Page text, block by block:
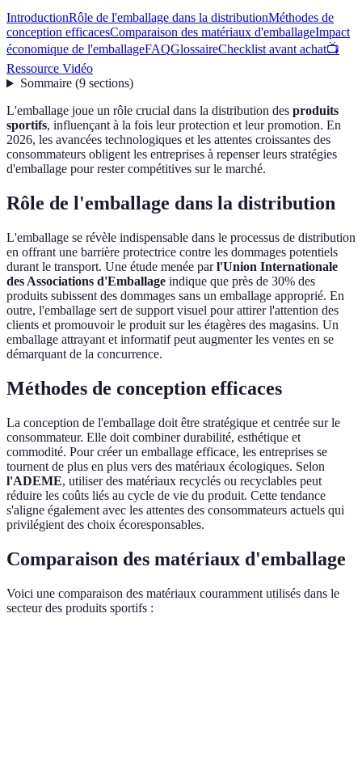
IntroductionRôle de l'emballage dans la distributionMéthodes de
conception efficacesComparaison des matériaux d'emballageImpact
économique de l'emballageFAQGlossaireChecklist avant achat📺
Ressource Vidéo
Sommaire(9 sections)
L'emballage joue un rôle crucial dans la distribution des produits
sportifs, influençant à la fois leur protection et leur promotion. En
2026, les avancées technologiques et les attentes croissantes des
consommateurs obligent les entreprises à repenser leurs stratégies
d'emballage pour rester compétitives sur le marché.
Rôle de l'emballage dans la distribution
L'emballage se révèle indispensable dans le processus de distribution
en offrant une barrière protectrice contre les dommages potentiels
durant le transport. Une étude menée parl'Union Internationale
des Associations d'Emballage indique que près de 30% des
produits subissent des dommages sans un emballage approprié. En
outre, l'emballage sert de support visuel pour attirer l'attention des
clients et promouvoir le produit sur les étagères des magasins. Un
emballage attrayant et informatif peut augmenter les ventes en se
démarquant de la concurrence.
Méthodes de conception efficaces
La conception de l'emballage doit être stratégique et centrée sur le
consommateur. Elle doit combiner durabilité, esthétique et
commodité. Pour créer un emballage efficace, les entreprises se
tournent de plus en plus vers des matériaux écologiques. Selon
l'ADEME, utiliser des matériaux recyclés ou recyclables peut
réduire les coûts liés au cycle de vie du produit. Cette tendance
s'aligne également avec les attentes des consommateurs actuels qui
privilégient des choix écoresponsables.
Comparaison des matériaux d'emballage
Voici une comparaison des matériaux couramment utilisés dans le
secteur des produits sportifs :